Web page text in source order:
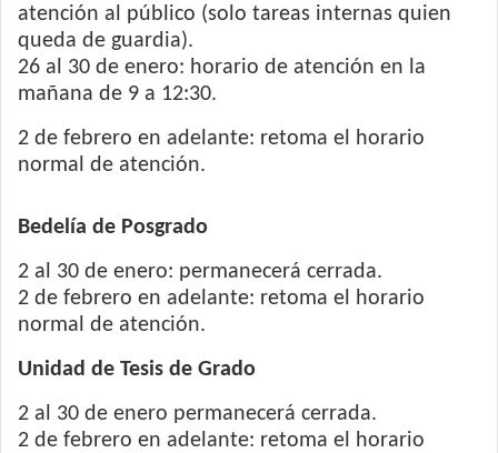
atención al público (solo tareas internas quien
queda de guardia).
26 al 30 de enero: horario de atención en la
mañana de 9 a 12:30.
2 de febrero en adelante: retoma el horario
normal de atención.
Bedelía de Posgrado
2 al 30 de enero: permanecerá cerrada.
2 de febrero en adelante: retoma el horario
normal de atención.
Unidad de Tesis de Grado
2 al 30 de enero permanecerá cerrada.
2 de febrero en adelante: retoma el horario